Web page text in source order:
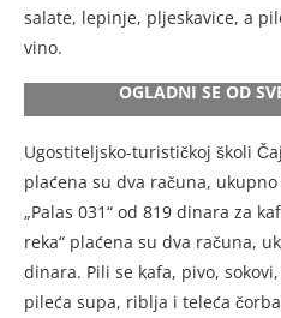
salate, lepinje, pljeskavice, a
vino.
OGLADNI SE OD
Ugostiteljsko-turističkoj školi
plaćena su dva računa,
„Palas 031“ od 819 dinara za
reka“ plaćena su dva računa,
dinara. Pili se kafa, pivo,
pileća supa, riblja i teleća